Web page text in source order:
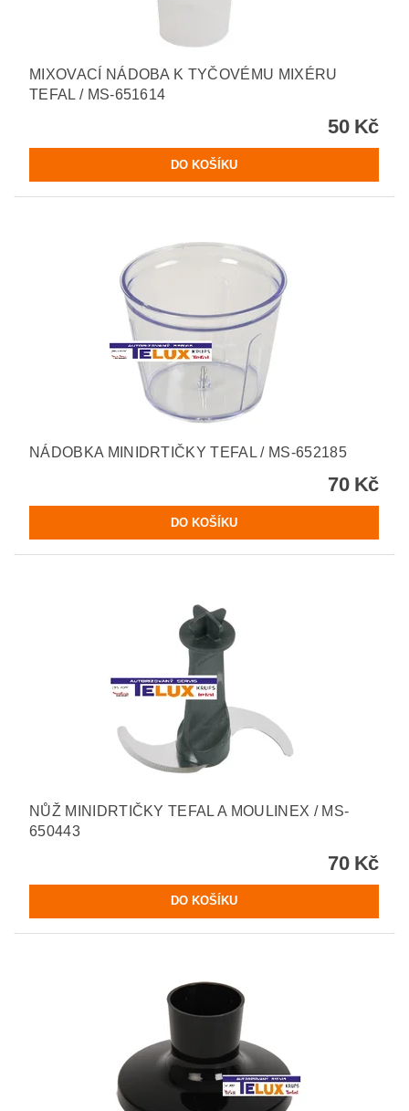
MIXOVACÍ NÁDOBA K TYČOVÉMU MIXÉRU
TEFAL / MS-651614
50 Kč
NÁDOBKA MINIDRTIČKY TEFAL / MS-652185
70 Kč
NŮŽ MINIDRTIČKY TEFAL A MOULINEX / MS-
650443
70 Kč